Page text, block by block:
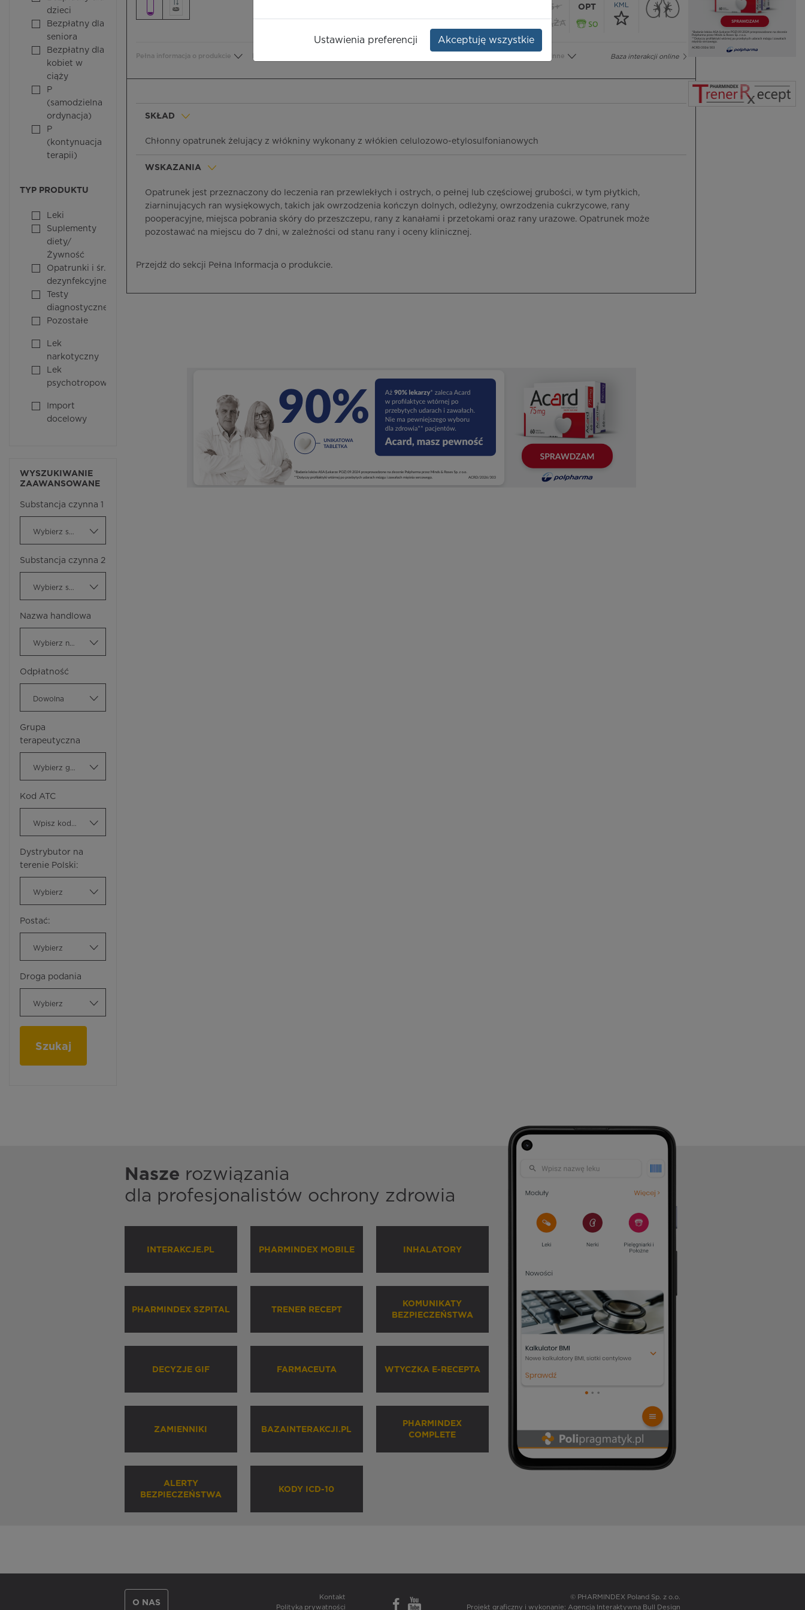
dzieci
Bezpłatny dla
seniora
Bezpłatny dla
kobiet w
ciąży
P
(samodzielna
ordynacja)
P
(kontynuacja
terapii)
TYP PRODUKTU
Leki
Suplementy
diety/
Żywność
Opatrunki i śr.
dezynfekcyjne
Testy
diagnostyczne
Pozostałe
Lek
narkotyczny
Lek
psychotropowy
Import
docelowy
WYSZUKIWANIE
ZAAWANSOWANE
Substancja czynna 1
Substancja czynna 2
Nazwa handlowa
Odpłatność
Dowolna
Grupa
terapeutyczna
Kod ATC
Dystrybutor na
terenie Polski:
Wybierz
Postać:
Wybierz
Droga podania
Wybierz
Szukaj
65+
CIĄŻA
OPT
KML
Baza interakcji online
Pełna informacja o produkcie Inne
SKŁAD
Chłonny opatrunek żelujący z włókniny wykonany z włókien celulozowo-etylosulfonianowych
WSKAZANIA
Opatrunek jest przeznaczony do leczenia ran przewlekłych i ostrych, o pełnej lub częściowej grubości, w tym płytkich,
ziarninujących ran wysiękowych, takich jak owrzodzenia kończyn dolnych, odleżyny, owrzodzenia cukrzycowe, rany
pooperacyjne, miejsca pobrania skóry do przeszczepu, rany z kanałami i przetokami oraz rany urazowe. Opatrunek może
pozostawać na miejscu do 7 dni, w zależności od stanu rany i oceny klinicznej.
Przejdź do sekcji Pełna Informacja o produkcie.
Nasze rozwiązania
dla profesjonalistów ochrony zdrowia
INTERAKCJE.PL PHARMINDEX MOBILE INHALATORY
PHARMINDEX SZPITAL TRENER RECEPT
KOMUNIKATY
BEZPIECZEŃSTWA
DECYZJE GIF FARMACEUTA WTYCZKA E-RECEPTA
ZAMIENNIKI BAZAINTERAKCJI.PL
PHARMINDEX
COMPLETE
ALERTY
BEZPIECZEŃSTWA
KODY ICD-10
O NAS
Kontakt
Polityka prywatności
© PHARMINDEX Poland Sp. z o.o.
Projekt graficzny i wykonanie: Agencja Interaktywna Bull Design
Ustawienia preferencji Akceptuję wszystkie